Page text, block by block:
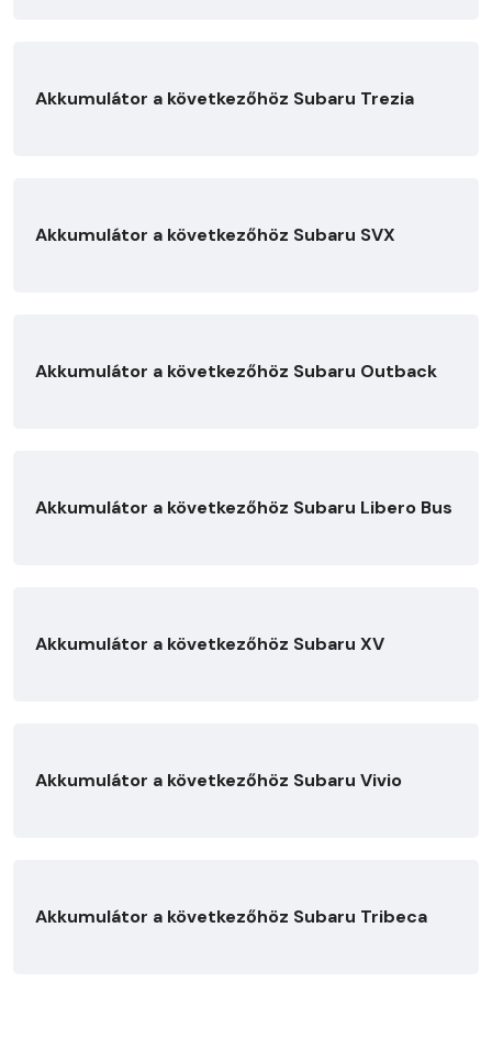
Akkumulátor a következőhöz Subaru Trezia
Akkumulátor a következőhöz Subaru SVX
Akkumulátor a következőhöz Subaru Outback
Akkumulátor a következőhöz Subaru Libero Bus
Akkumulátor a következőhöz Subaru XV
Akkumulátor a következőhöz Subaru Vivio
Akkumulátor a következőhöz Subaru Tribeca